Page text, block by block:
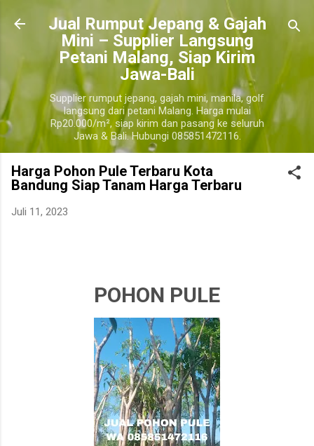
Langsung ke konten utama
​Jual Rumput Jepang & Gajah
Mini – Supplier Langsung
Petani Malang, Siap Kirim
Jawa-Bali
Supplier rumput jepang, gajah mini, manila, golf
langsung dari petani Malang. Harga mulai
Rp20.000/m², siap kirim dan pasang ke seluruh
Jawa & Bali. Hubungi 085851472116.
Harga Pohon Pule Terbaru Kota
Bandung Siap Tanam Harga Terbaru
Juli 11, 2023
POHON PULE